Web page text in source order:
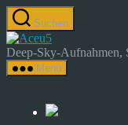
Zum
Inhalt
springen
Suchen
Astrocamp
–
Astrofotografie
Sky-
Deep-Sky-Aufnahmen,
Menü